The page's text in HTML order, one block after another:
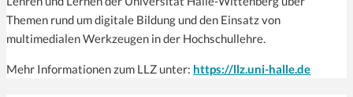
Themen rund um digitale Bildung und den Einsatz von
multimedialen Werkzeugen in der Hochschullehre.
Mehr Informationen zum LLZ unter: https://llz.uni-halle.de